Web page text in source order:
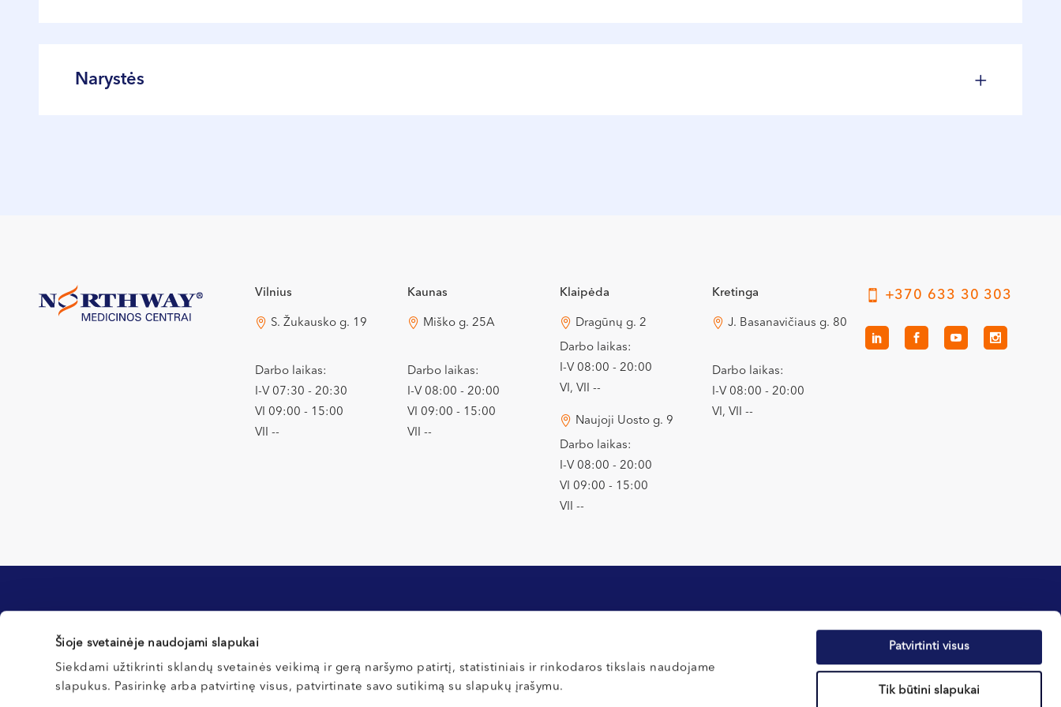
Šioje svetainėje naudojami slapukai
Siekdami užtikrinti sklandų svetainės veikimą ir gerą naršymo patirtį, statistiniais ir rinkodaros tikslais naudojame
slapukus. Pasirinkę arba patvirtinę visus, patvirtinate savo sutikimą su slapukų įrašymu.
Patvirtinti visus
Tik būtini slapukai
Narystės
Vilnius
S. Žukausko g. 19
Darbo laikas:
I-V 07:30 - 20:30
VI 09:00 - 15:00
VII --
Kaunas
Miško g. 25A
Darbo laikas:
I-V 08:00 - 20:00
VI 09:00 - 15:00
VII --
Klaipėda
Dragūnų g. 2
Darbo laikas:
I-V 08:00 - 20:00
VI, VII --
Naujoji Uosto g. 9
Darbo laikas:
I-V 08:00 - 20:00
VI 09:00 - 15:00
VII --
Kretinga
J. Basanavičiaus g. 80
Darbo laikas:
I-V 08:00 - 20:00
VI, VII --
+370 633 30 303
Informacija klientams
Kontaktai ir rekvizitai
Northway Vilnius
Registracijos tvarka
Pirmą kartą pas mus?
Apmokėjimas ir draudimas
Inbank lizingas
Privatumo politika
Apie sveikatą
Naujienos